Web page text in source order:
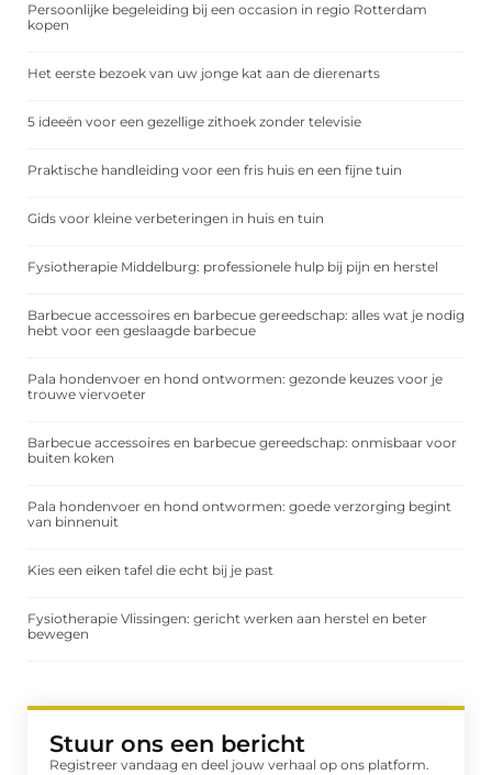
Persoonlijke begeleiding bij een occasion in regio Rotterdam
kopen
Het eerste bezoek van uw jonge kat aan de dierenarts
5 ideeën voor een gezellige zithoek zonder televisie
Praktische handleiding voor een fris huis en een fijne tuin
Gids voor kleine verbeteringen in huis en tuin
Fysiotherapie Middelburg: professionele hulp bij pijn en herstel
Barbecue accessoires en barbecue gereedschap: alles wat je nodig
hebt voor een geslaagde barbecue
Pala hondenvoer en hond ontwormen: gezonde keuzes voor je
trouwe viervoeter
Barbecue accessoires en barbecue gereedschap: onmisbaar voor
buiten koken
Pala hondenvoer en hond ontwormen: goede verzorging begint
van binnenuit
Kies een eiken tafel die echt bij je past
Fysiotherapie Vlissingen: gericht werken aan herstel en beter
bewegen
Stuur ons een bericht
Registreer vandaag en deel jouw verhaal op ons platform.